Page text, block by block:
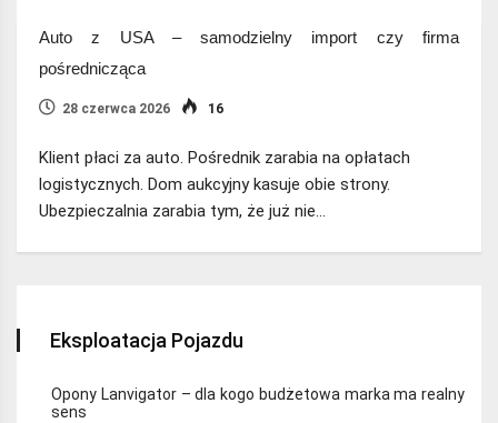
Auto z USA – samodzielny import czy firma
pośrednicząca
28 czerwca 2026 16
Klient płaci za auto. Pośrednik zarabia na opłatach
logistycznych. Dom aukcyjny kasuje obie strony.
Ubezpieczalnia zarabia tym, że już nie…
Eksploatacja Pojazdu
Opony Lanvigator – dla kogo budżetowa marka ma realny
sens